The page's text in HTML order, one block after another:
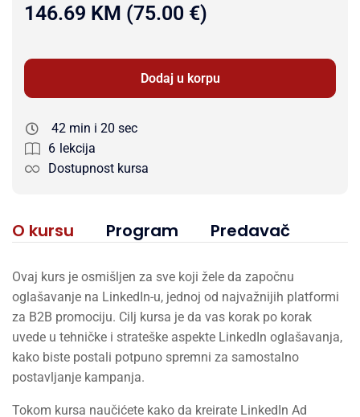
O kursu Program Predavač
Ovaj kurs je osmišljen za sve koji žele da započnu
oglašavanje na LinkedIn-u, jednoj od najvažnijih platformi
za B2B promociju. Cilj kursa je da vas korak po korak
uvede u tehničke i strateške aspekte LinkedIn oglašavanja,
kako biste postali potpuno spremni za samostalno
postavljanje kampanja.
Tokom kursa naučićete kako da kreirate LinkedIn Ad
146.69 KM (75.00 €)
Dodaj u korpu
42 min i 20 sec
6 lekcija
Dostupnost kursa